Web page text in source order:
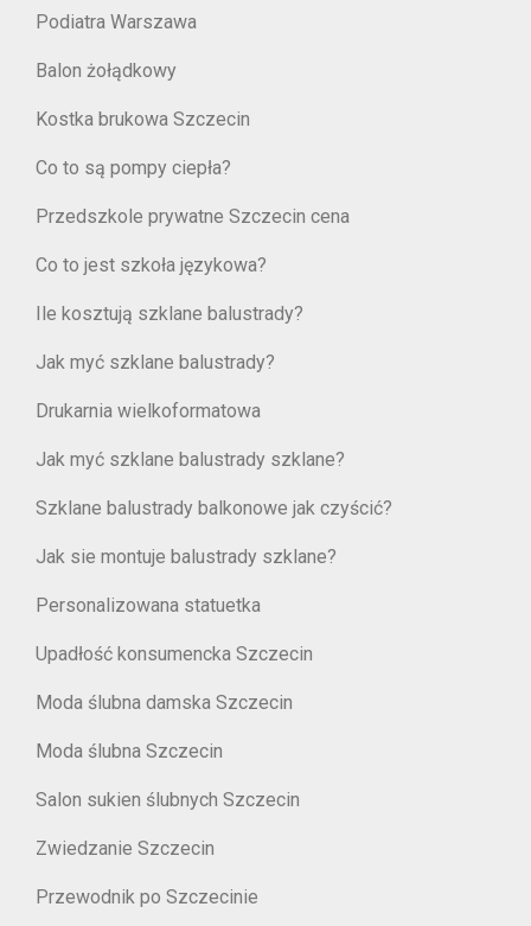
Podiatra Warszawa
Balon żołądkowy
Kostka brukowa Szczecin
Co to są pompy ciepła?
Przedszkole prywatne Szczecin cena
Co to jest szkoła językowa?
Ile kosztują szklane balustrady?
Jak myć szklane balustrady?
Drukarnia wielkoformatowa
Jak myć szklane balustrady szklane?
Szklane balustrady balkonowe jak czyścić?
Jak sie montuje balustrady szklane?
Personalizowana statuetka
Upadłość konsumencka Szczecin
Moda ślubna damska Szczecin
Moda ślubna Szczecin
Salon sukien ślubnych Szczecin
Zwiedzanie Szczecin
Przewodnik po Szczecinie